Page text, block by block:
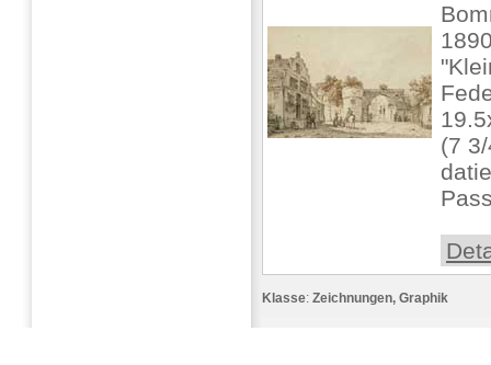
(7
Klasse: Zeichnungen, Graphik